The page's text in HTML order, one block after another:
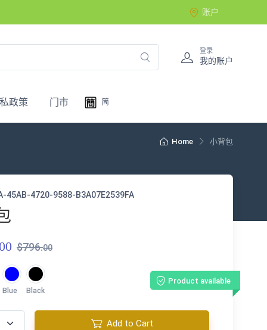
账户
登录
我的账户
政策 门市 简
Home 小背包
45AB-4720-9588-B3A07E2539FA
$796.00
Blue Black
Product available
Add to Cart